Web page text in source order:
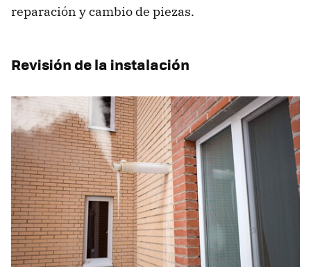
reparación y cambio de piezas.
Revisión de la instalación